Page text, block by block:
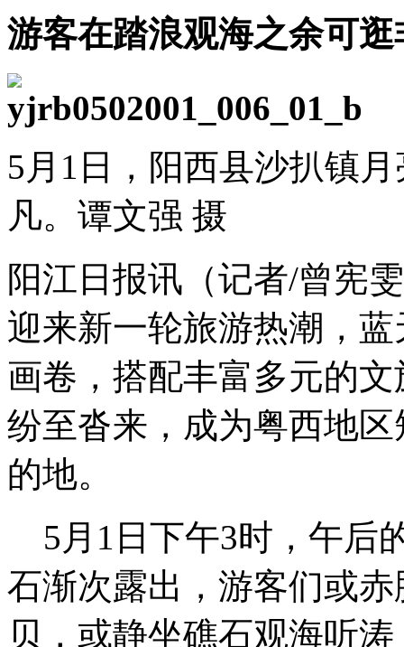
游客在踏浪观海之余可
5月1日，阳西县沙扒镇
凡。谭文强 摄
阳江日报讯（记者/曾宪
迎来新一轮旅游热潮，
画卷，搭配丰富多元的
纷至沓来，成为粤西地
的地。
5月1日下午3时，午后
石渐次露出，游客们或
贝，或静坐礁石观海听